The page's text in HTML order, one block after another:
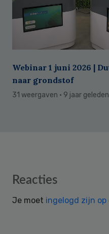
Webinar 1 juni 2026 |
naar grondstof
31 weergaven · 9 jaar geleden
Reader
Reacties
Je moet ingelogd zijn op